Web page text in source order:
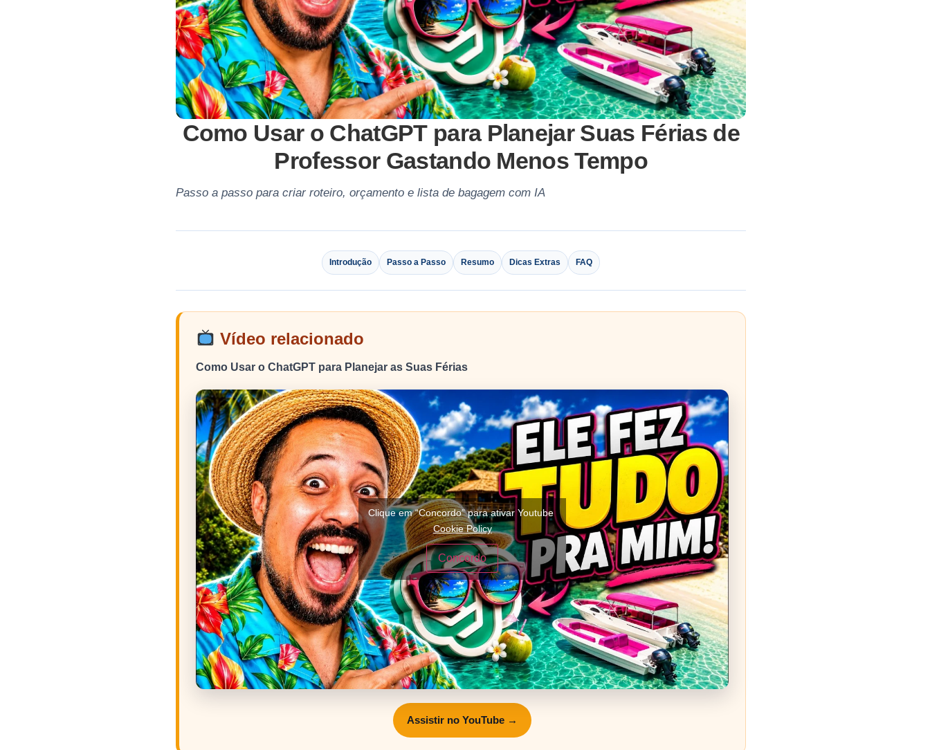
Como Usar o ChatGPT para Planejar Suas Férias de
Professor Gastando Menos Tempo
Passo a passo para criar roteiro, orçamento e lista de bagagem com IA
Introdução Passo a Passo Resumo Dicas Extras FAQ
Vídeo relacionado
Como Usar o ChatGPT para Planejar as Suas Férias
Clique em “Concordo” para ativar Youtube
Cookie Policy
Concordo
Assistir no YouTube →